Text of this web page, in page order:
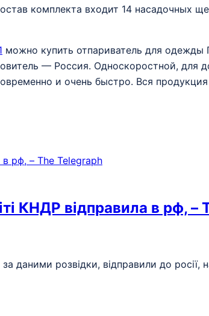
комплекта входит 14 насадочных
можно купить отпариватель для одежды
— Россия. Односкоростной, для
и очень быстро. Вся
КНДР відправила в рф, –
даними розвідки, відправили до росії,